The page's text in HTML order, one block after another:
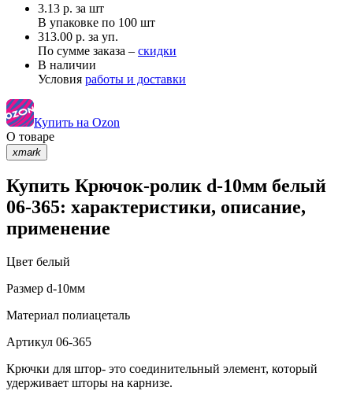
3.13 р. за шт
В упаковке по 100 шт
313.00 р. за уп.
По сумме заказа – скидки
В наличии
Условия работы и доставки
Купить на Ozon
О товаре
xmark
Купить Крючок-ролик d-10мм белый
06-365: характеристики, описание,
применение
Цвет белый
Размер d-10мм
Материал полиацеталь
Артикул 06-365
Крючки для штор- это соединительный элемент, который
удерживает шторы на карнизе.